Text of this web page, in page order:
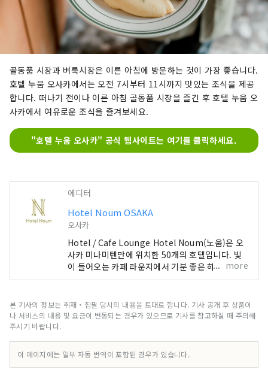
골동품 시장과 벼룩시장은 이른 아침에 방문하는 것이 가장 좋습니다.
호텔 누움 오사카에서는 오전 7시부터 11시까지 맛있는 조식을 제공
합니다. 떠나기 전이나 이른 아침 골동품 시장을 즐긴 후 호텔 누움 오
사카에서 여유로운 조식을 즐겨보세요.
"호텔 누움 오사카" 공식 웹사이트는 여기를 클릭하세요.
에디터
Hotel Noum OSAKA
오사카
Hotel / Cafe Lounge Hotel Noum(노움)은 오
사카 미나미텐만에 위치한 50개의 호텔입니다. 빛
이 들어오는 카페 라운지에서 기분 좋은 하루의 시
작을. CONTACT +81 6-6940-0882
more
본 기사의 정보는 취재・집필 당시의 내용을 토대로 합니다. 기사 공개 후 상품이
나 서비스의 내용 및 요금이 변동되는 경우가 있으므로 기사를 참고하실 때 주의해
주시기 바랍니다.
이 페이지에는 일부 자동 번역이 포함된 경우가 있습니다.